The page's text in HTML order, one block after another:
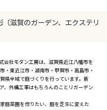
滋賀のガーデン、エクステリ
会社モダン工房は、滋賀県近江八幡市を
・東近江市・湖南市・甲賀市・高島市・
県全域で庭づくりを行っています。新
、外構工事はもちろんのことリガーデン
庭菜園を作りたい、庭を芝生に変えた